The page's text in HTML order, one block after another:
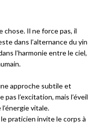
chose. Il ne force pas, il
dans l’alternance du yin
l’harmonie entre le ciel,
approche subtile et
l’excitation, mais l’éveil
vitale.
praticien invite le corps à